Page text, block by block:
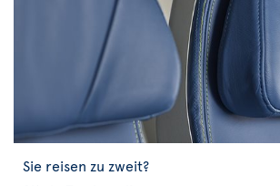
Sie reisen zu zweit?